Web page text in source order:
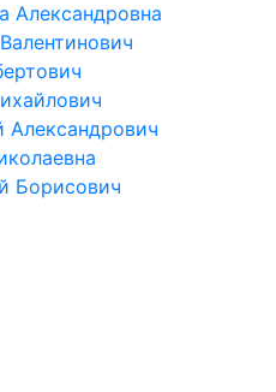
Александровна
Александрович
Борисович